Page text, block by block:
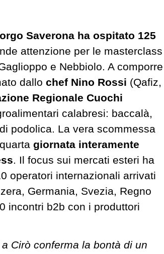
Saverona ha ospitato 125
attenzione per le masterclass
e Nebbiolo. A comporre
dallo chef Nino Rossi (Qafiz,
Regionale Cuochi
calabresi: baccalà,
podolica. La vera scommessa
giornata interamente
. Il focus sui mercati esteri ha
operatori internazionali arrivati
Germania, Svezia, Regno
incontri b2b con i produttori
Cirò conferma la bontà di un